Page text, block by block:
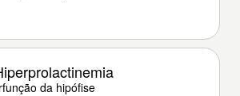
da hipófise